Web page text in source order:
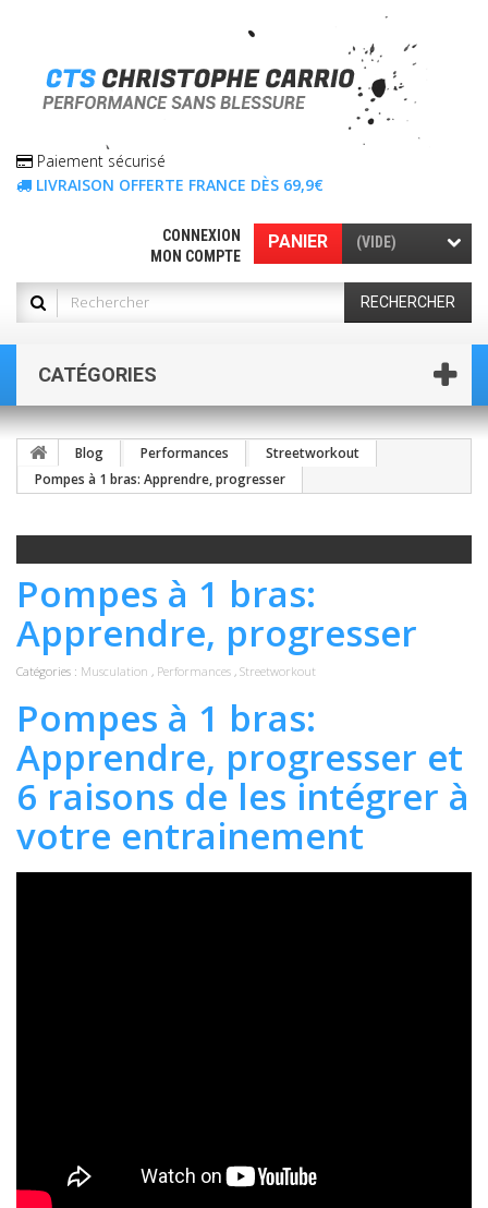
Paiement sécurisé
LIVRAISON OFFERTE FRANCE DÈS 69,9€
PANIER (VIDE)
CONNEXION
MON COMPTE
RECHERCHER
CATÉGORIES
Blog Performances
Streetworkout
Pompes à 1 bras: Apprendre, progresser
Pompes à 1 bras:
Apprendre, progresser
Catégories : Musculation , Performances , Streetworkout
Pompes à 1 bras:
Apprendre, progresser et
6 raisons de les intégrer à
votre entrainement